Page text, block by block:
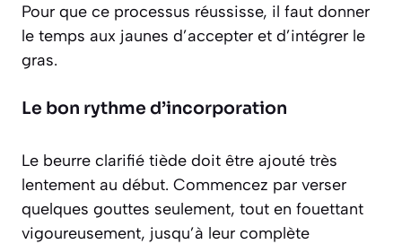
Pour que ce processus réussisse, il faut donner
le temps aux jaunes d’accepter et d’intégrer le
gras.
Le bon rythme d’incorporation
Le beurre clarifié tiède doit être ajouté très
lentement au début. Commencez par verser
quelques gouttes seulement, tout en fouettant
vigoureusement, jusqu’à leur complète